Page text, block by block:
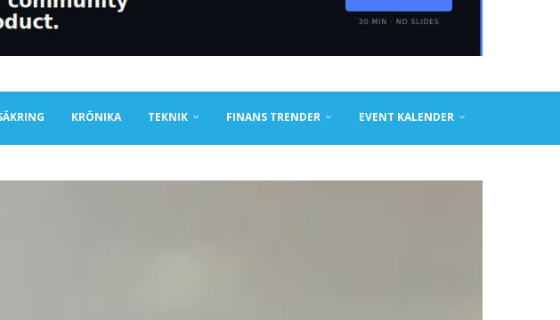
KRÖNIKA TEKNIK FINANS TRENDER EVENT KALENDER